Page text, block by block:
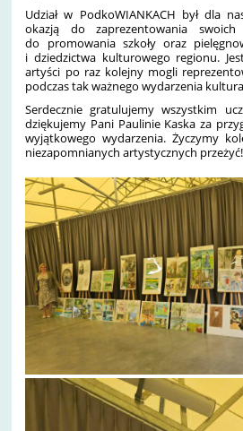
Udział w PodkoWIANKACH był dla
okazją do zaprezentowania
do promowania szkoły oraz
i dziedzictwa kulturowego regionu.
artyści po raz kolejny mogli
podczas tak ważnego wydarzenia
Serdecznie gratulujemy wszystkim
dziękujemy Pani Paulinie Kaska za
wyjątkowego wydarzenia. Życzymy
niezapomnianych artystycznych przeżyć!